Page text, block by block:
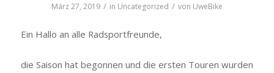
März 27, 2019 / in Uncategorized / von UweBike
Ein Hallo an alle Radsportfreunde,
die Saison hat begonnen und die ersten Touren wurden